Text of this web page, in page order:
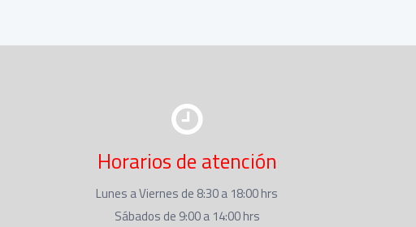
Horarios de atención
Lunes a Viernes de 8:30 a 18:00 hrs
Sábados de 9:00 a 14:00 hrs